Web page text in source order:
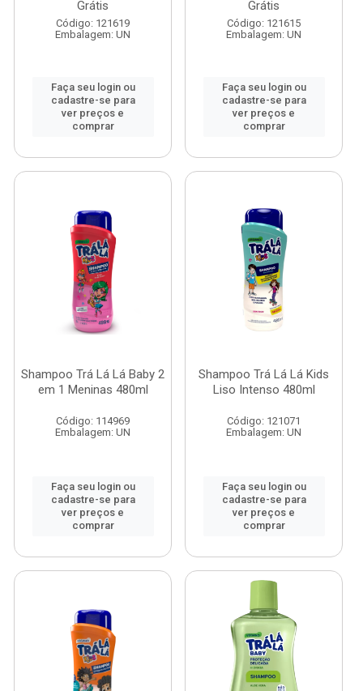
Grátis
Código: 121619
Embalagem: UN
Faça seu login ou
cadastre-se para
ver preços e
comprar
Grátis
Código: 121615
Embalagem: UN
Faça seu login ou
cadastre-se para
ver preços e
comprar
Shampoo Trá Lá Lá Baby 2
em 1 Meninas 480ml
Código: 114969
Embalagem: UN
Faça seu login ou
cadastre-se para
ver preços e
comprar
Shampoo Trá Lá Lá Kids
Liso Intenso 480ml
Código: 121071
Embalagem: UN
Faça seu login ou
cadastre-se para
ver preços e
comprar